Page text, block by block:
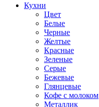
Кухни
Цвет
Белые
Черные
Желтые
Красные
Зеленые
Серые
Бежевые
Глянцевые
Кофе с молоком
Металлик